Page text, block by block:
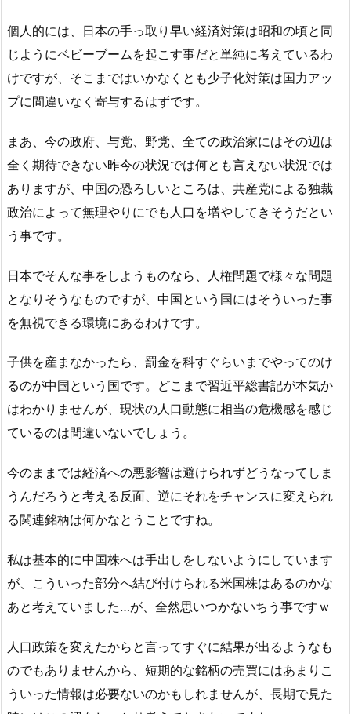
個人的には、日本の手っ取り早い経済対策は昭和の頃と同
じようにベビーブームを起こす事だと単純に考えているわ
けですが、そこまではいかなくとも少子化対策は国力アッ
プに間違いなく寄与するはずです。
まあ、今の政府、与党、野党、全ての政治家にはその辺は
全く期待できない昨今の状況では何とも言えない状況では
ありますが、中国の恐ろしいところは、共産党による独裁
政治によって無理やりにでも人口を増やしてきそうだとい
う事です。
日本でそんな事をしようものなら、人権問題で様々な問題
となりそうなものですが、中国という国にはそういった事
を無視できる環境にあるわけです。
子供を産まなかったら、罰金を科すぐらいまでやってのけ
るのが中国という国です。どこまで習近平総書記が本気か
はわかりませんが、現状の人口動態に相当の危機感を感じ
ているのは間違いないでしょう。
今のままでは経済への悪影響は避けられずどうなってしま
うんだろうと考える反面、逆にそれをチャンスに変えられ
る関連銘柄は何かなとうことですね。
私は基本的に中国株へは手出しをしないようにしています
が、こういった部分へ結び付けられる米国株はあるのかな
あと考えていました…が、全然思いつかないちう事ですｗ
人口政策を変えたからと言ってすぐに結果が出るようなも
のでもありませんから、短期的な銘柄の売買にはあまりこ
ういった情報は必要ないのかもしれませんが、長期で見た